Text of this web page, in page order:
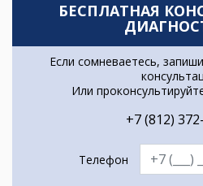
БЕСПЛАТНАЯ
Если сомневаетесь,
Или
+7 (812)
Телефон